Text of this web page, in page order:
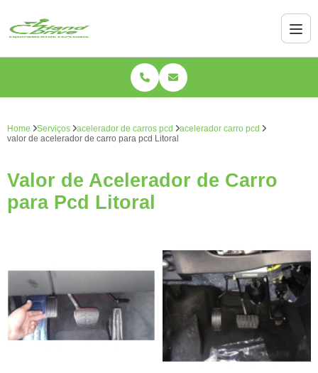
Home Serviços acelerador de carros pcd
acelerador carro pcd
valor de acelerador de carro para pcd Litoral
Valor de Acelerador de Carro
para Pcd Litoral